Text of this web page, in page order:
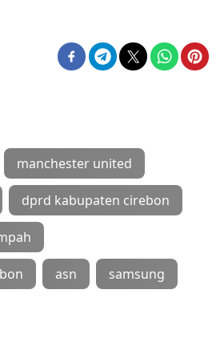
manchester united
dprd kabupaten cirebon
asn samsung